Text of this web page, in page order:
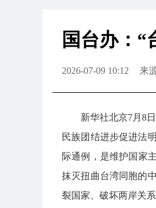
国台办：
2026-07-09 10:12 来
新华社北京7月8
民族团结进步促进法
际通例，是维护国家
抹灭扭曲台湾同胞的
裂国家、破坏两岸关